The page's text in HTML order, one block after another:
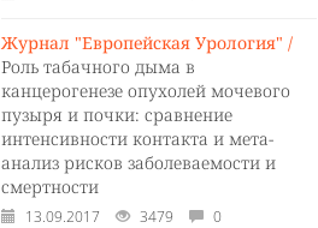
Журнал "Европейская Урология" /
Роль табачного дыма в
канцерогенезе опухолей мочевого
пузыря и почки: сравнение
интенсивности контакта и мета-
анализ рисков заболеваемости и
смертности
13.09.2017 3479 0